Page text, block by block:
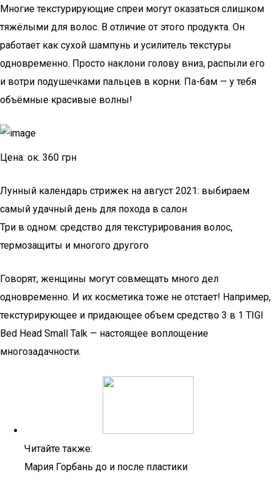
Многие текстурирующие спреи могут оказаться слишком
тяжёлыми для волос. В отличие от этого продукта. Он
работает как сухой шампунь и усилитель текстуры
одновременно. Просто наклони голову вниз, распыли его
и вотри подушечками пальцев в корни. Па-бам — у тебя
объёмные красивые волны!
Цена: ок. 360 грн
Лунный календарь стрижек на август 2021: выбираем
самый удачный день для похода в салон
Три в одном: средство для текстурирования волос,
термозащиты и многого другого
Говорят, женщины могут совмещать много дел
одновременно. И их косметика тоже не отстает! Например,
текстурирующее и придающее объем средство 3 в 1 TIGI
Bed Head Small Talk — настоящее воплощение
многозадачности.
Читайте также:
Мария Горбань до и после пластики